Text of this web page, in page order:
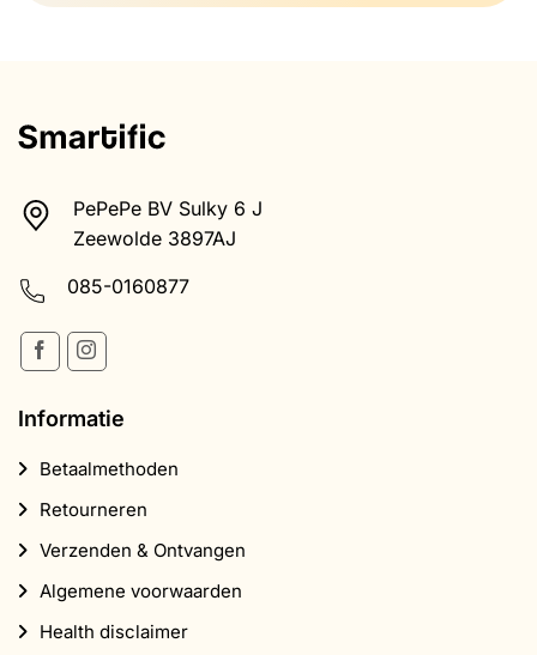
PePePe BV Sulky 6 J
Zeewolde 3897AJ
085-0160877
Informatie
Betaalmethoden
Retourneren
Verzenden & Ontvangen
Algemene voorwaarden
Health disclaimer